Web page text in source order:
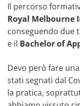
Il percorso
Royal Melbourne
conseguendo due
e il Bachelor of
Devo però fare
stati segnati dal
la pratica,